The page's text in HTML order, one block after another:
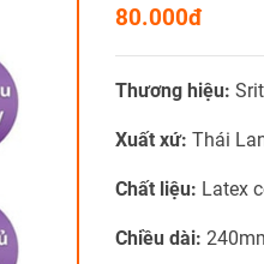
80.000đ
Thương hiệu:
Xuất xứ: Thái
Chất liệu: Latex
Chiều dài: